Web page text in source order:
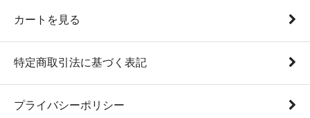
カートを見る
特定商取引法に基づく表記
プライバシーポリシー